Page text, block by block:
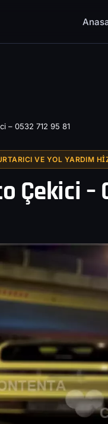
– 0532 712 95 81
VE YOL YARDIM
Çekici –